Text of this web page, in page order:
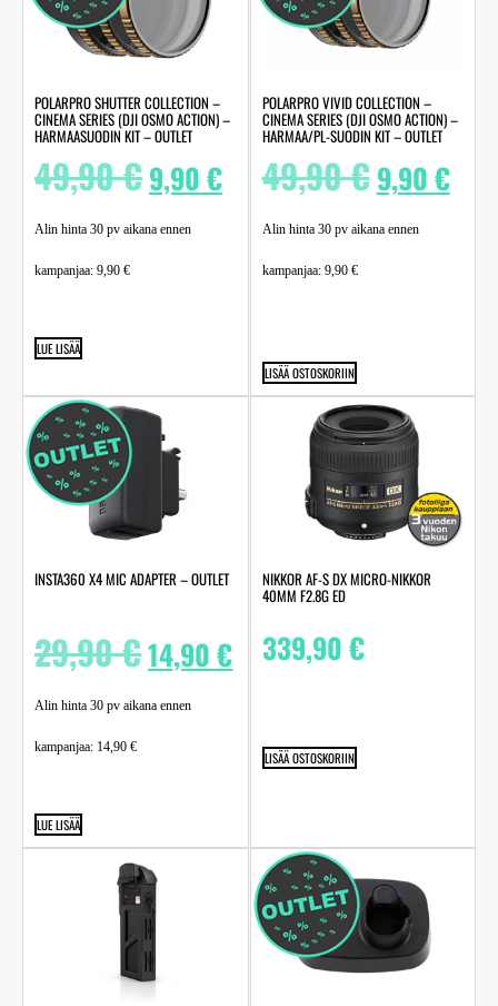
POLARPRO SHUTTER COLLECTION –
CINEMA SERIES (DJI OSMO ACTION) –
HARMAASUODIN KIT – OUTLET
49,90€9,90€
Alin hinta 30 pv aikana ennen
kampanjaa: 9,90 €
LUE LISÄÄ
POLARPRO VIVID COLLECTION –
CINEMA SERIES (DJI OSMO ACTION) –
HARMAA/PL-SUODIN KIT – OUTLET
49,90€ 9,90€
Alin hinta 30 pv aikana ennen
kampanjaa: 9,90 €
LISÄÄ OSTOSKORIIN
INSTA360 X4 MIC ADAPTER – OUTLET
29,90€14,90€
Alin hinta 30 pv aikana ennen
kampanjaa: 14,90 €
LUE LISÄÄ
NIKKOR AF-S DX MICRO-NIKKOR
40MM F2.8G ED
339,90€
LISÄÄ OSTOSKORIIN